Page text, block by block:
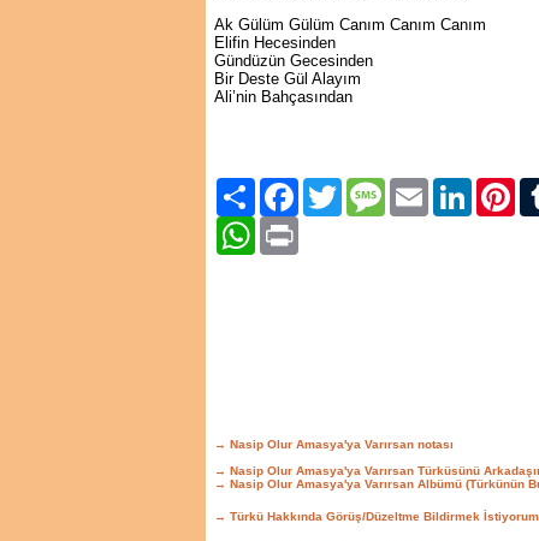
Ak Gülüm Gülüm Canım Canım Canım
Elifin Hecesinden
Gündüzün Gecesinden
Bir Deste Gül Alayım
Ali’nin Bahçasından
Paylaş FacebookTwitter Message Email LinkedIn
WhatsApp
→ Nasip Olur Amasya'ya Varırsan notası
→ Nasip Olur Amasya'ya Varırsan Türküsünü
→ Nasip Olur Amasya'ya Varırsan Albümü (Türkünün
→ Türkü Hakkında Görüş/Düzeltme Bildirmek İstiyorum